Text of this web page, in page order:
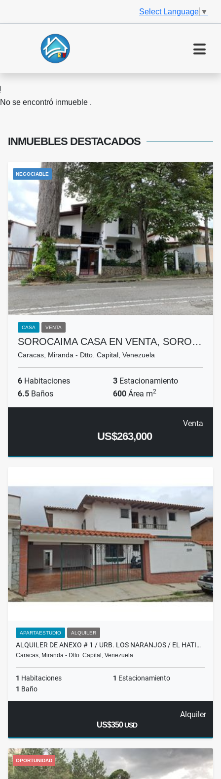
Select Language ▼
No se encontró inmueble .
INMUEBLES DESTACADOS
NEGOCIABLE
CASA VENTA
SOROCAIMA CASA EN VENTA, SORO…
Caracas, Miranda - Dtto. Capital, Venezuela
6 Habitaciones 3 Estacionamiento
6.5 Baños 600 Área m2
Venta
US$263,000
APARTAESTUDIO ALQUILER
ALQUILER DE ANEXO # 1 / URB. LOS NARANJOS / EL HATI…
Caracas, Miranda - Dtto. Capital, Venezuela
1 Habitaciones 1 Estacionamiento
1 Baño
Alquiler
US$350USD
OPORTUNIDAD